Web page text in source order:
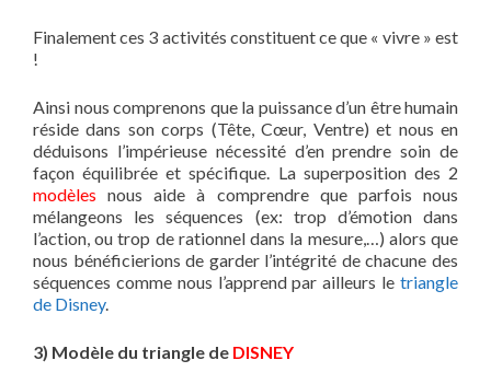
Finalement ces 3 activités constituent ce que « vivre » est
!
Ainsi nous comprenons que la puissance d’un être humain
réside dans son corps (Tête, Cœur, Ventre) et nous en
déduisons l’impérieuse nécessité d’en prendre soin de
façon équilibrée et spécifique. La superposition des 2
modèles nous aide à comprendre que parfois nous
mélangeons les séquences (ex: trop d’émotion dans
l’action, ou trop de rationnel dans la mesure,…) alors que
nous bénéficierions de garder l’intégrité de chacune des
séquences comme nous l’apprend par ailleurs le triangle
de Disney.
3) Modèle du triangle de DISNEY